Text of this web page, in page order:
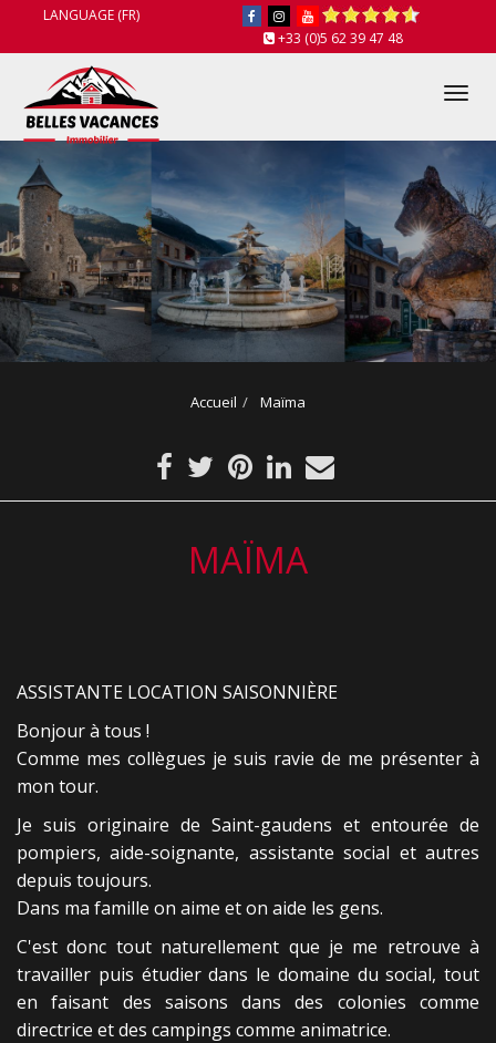
LANGUAGE (FR)
+33 (0)5 62 39 47 48
Accueil Maïma
MAÏMA
ASSISTANTE LOCATION SAISONNIÈRE
Bonjour à tous !
Comme mes collègues je suis ravie de me présenter à
mon tour.
Je suis originaire de Saint-gaudens et entourée de
pompiers, aide-soignante, assistante social et autres
depuis toujours.
Dans ma famille on aime et on aide les gens.
C'est donc tout naturellement que je me retrouve à
travailler puis étudier dans le domaine du social, tout
en faisant des saisons dans des colonies comme
directrice et des campings comme animatrice.